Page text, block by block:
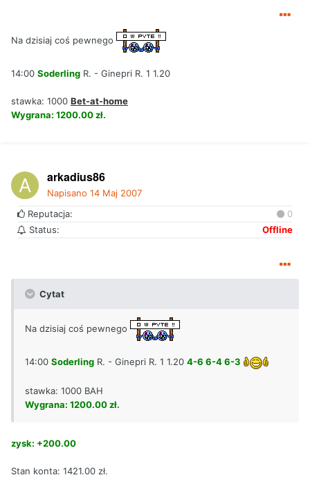
Na dzisiaj coś pewnego
14:00 Soderling R. - Ginepri R. 1 1.20
stawka: 1000 Bet-at-home
Wygrana: 1200.00 zł.
arkadius86
Napisano 14 Maj 2007
Reputacja:
0
Status:
Offline
Cytat
Na dzisiaj coś pewnego
14:00 Soderling R. - Ginepri R. 1 1.20 4-6 6-4 6-3
stawka: 1000 BAH
Wygrana: 1200.00 zł.
zysk: +200.00
Stan konta: 1421.00 zł.